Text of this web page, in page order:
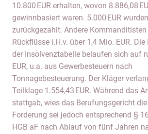
10.800 EUR erhalten, wovon 8.886,08
gewinnbasiert waren. 5.000 EUR
zurückgezahlt. Andere Kommanditisten
Rückflüsse i.H.v. über 1,4 Mio. EUR.
der Insolvenztabelle belaufen sich auf
EUR, u.a. aus Gewerbesteuern nach
Tonnagebesteuerung. Der Kläger
Teilklage 1.554,43 EUR. Während das
stattgab, wies das Berufungsgericht
Forderung sei jedoch entsprechend §
HGB aF nach Ablauf von fünf Jahren